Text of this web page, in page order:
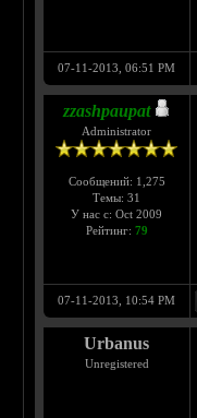
07-11-2013, 06:51 PM
zzashpaupat
Administrator
Сообщений: 1,275
Темы: 31
У нас с: Oct 2009
Рейтинг: 79
07-11-2013, 10:54 PM
Urbanus
Unregistered